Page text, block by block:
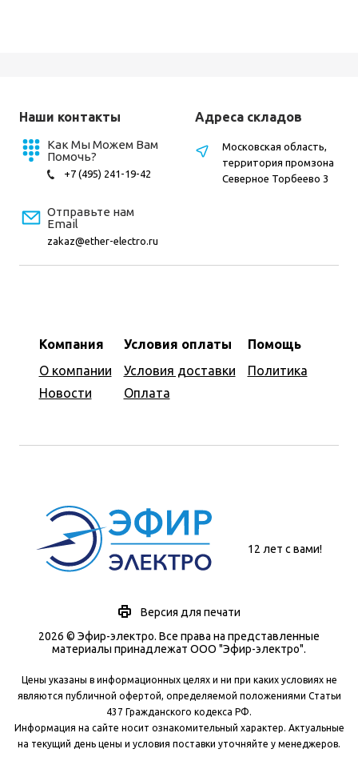
Наши контакты
Как Мы Можем Вам
Помочь?
+7 (495) 241-19-42
Отправьте нам
Email
zakaz@ether-electro.ru
Компания
О компании
Новости
Условия оплаты
Условия доставки
Оплата
Помощь
Политика
Адреса складов
Московская область,
территория промзона
Северное Торбеево 3
12 лет с вами!
Версия для печати
2026 © Эфир-электро. Все права на представленные
материалы принадлежат ООО "Эфир-электро".
Цены указаны в информационных целях и ни при каких условиях не
являются публичной офертой, определяемой положениями Статьи
437 Гражданского кодекса РФ.
Информация на сайте носит ознакомительный характер. Актуальные
на текущий день цены и условия поставки уточняйте у менеджеров.